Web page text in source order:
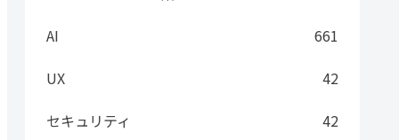
AI
661
UX
42
セキュリティ
42